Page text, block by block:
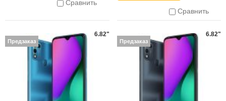
Сравнить
Сравнить
6.82"
Предзаказ
6.82"
Предзаказ